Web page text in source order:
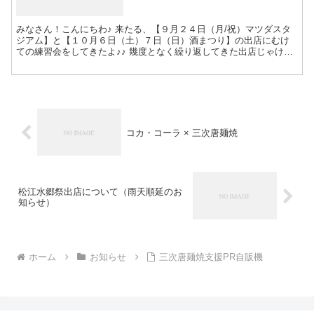
みなさん！こんにちわ♪ 来たる、【９月２４日（月/祝）マツダスタ
ジアム】と【１０月６日（土）７日（日）酒まつり】の出店にむけ
ての練習会をしてきたよ♪♪ 幾度となく繰り返してきた出店じゃけ
コカ・コーラ × 三次唐麺焼
松江水郷祭出店について（雨天順延のお
知らせ）
ホーム お知らせ 三次唐麺焼支援PR自販機